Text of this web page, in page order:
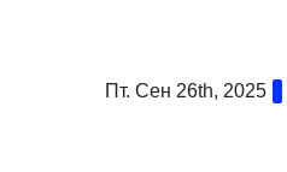
содержаниюПт. Сен 26th, 2025